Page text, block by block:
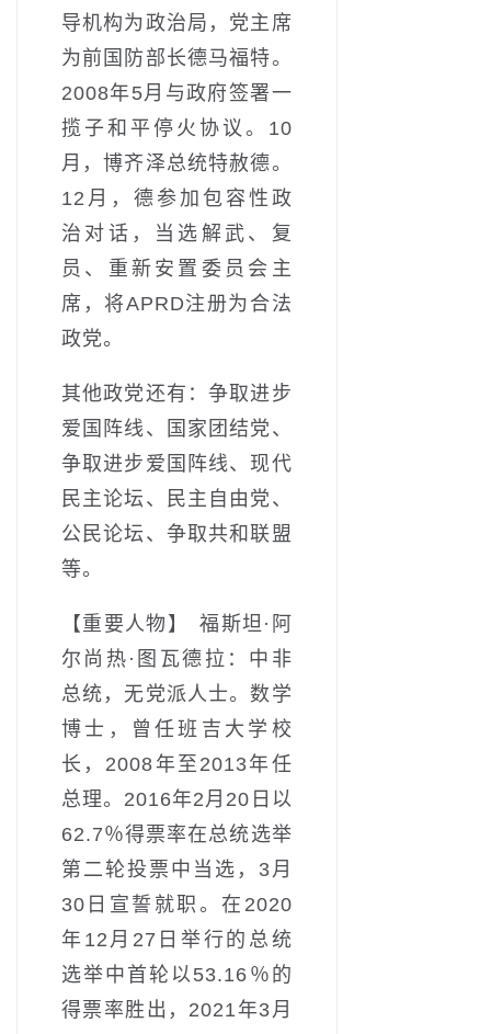
导机构为政治局，党主席
为前国防部长德马福特。
2008年5月与政府签署一
揽子和平停火协议。10
月，博齐泽总统特赦德。
12月，德参加包容性政
治对话，当选解武、复
员、重新安置委员会主
席，将APRD注册为合法
政党。
其他政党还有：争取进步
爱国阵线、国家团结党、
争取进步爱国阵线、现代
民主论坛、民主自由党、
公民论坛、争取共和联盟
等。
【重要人物】 福斯坦·阿
尔尚热·图瓦德拉：中非
总统，无党派人士。数学
博士，曾任班吉大学校
长，2008年至2013年任
总理。2016年2月20日以
62.7％得票率在总统选举
第二轮投票中当选，3月
30日宣誓就职。在2020
年12月27日举行的总统
选举中首轮以53.16％的
得票率胜出，2021年3月